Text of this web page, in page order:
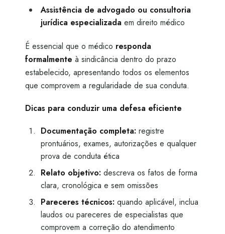
Assistência de advogado ou consultoria
jurídica especializada em direito médico
É essencial que o médico responda
formalmente à sindicância dentro do prazo
estabelecido, apresentando todos os elementos
que comprovem a regularidade de sua conduta.
Dicas para conduzir uma defesa eficiente
Documentação completa: registre
prontuários, exames, autorizações e qualquer
prova de conduta ética
Relato objetivo: descreva os fatos de forma
clara, cronológica e sem omissões
Pareceres técnicos: quando aplicável, inclua
laudos ou pareceres de especialistas que
comprovem a correção do atendimento